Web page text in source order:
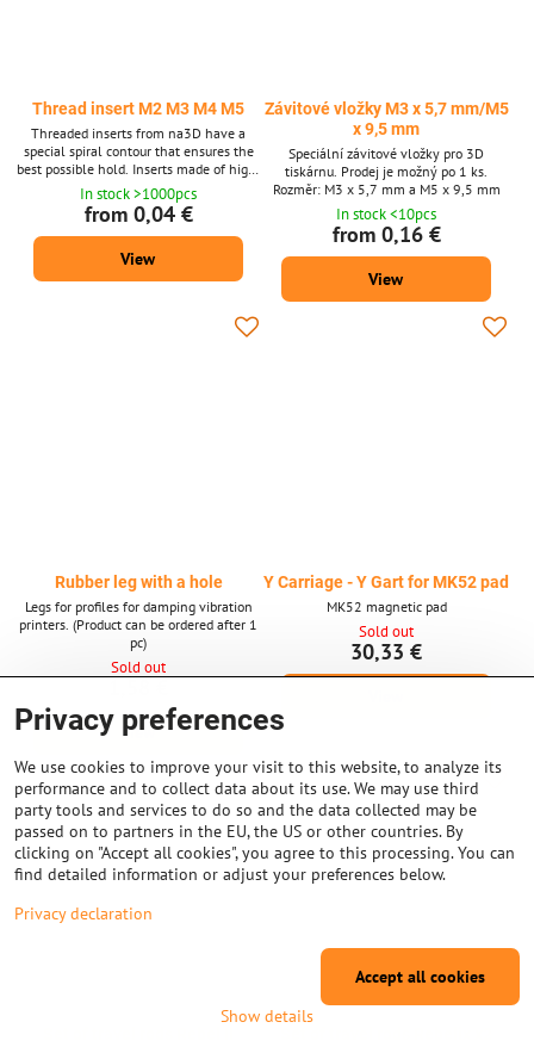
Thread insert M2 M3 M4 M5
Threaded inserts from na3D have a
special spiral contour that ensures the
best possible hold. Inserts made of high-
quality brass have excellent thermal
conductivity and corrosion resistance.
In stock >1000pcs
from 0,04 €
View
Závitové vložky M3 x 5,7 mm/M5
x 9,5 mm
Speciální závitové vložky pro 3D
tiskárnu. Prodej je možný po 1 ks.
Rozměr: M3 x 5,7 mm a M5 x 9,5 mm
In stock <10pcs
from 0,16 €
View
Rubber leg with a hole
Legs for profiles for damping vibration
printers. (Product can be ordered after 1
pc)
Sold out
View
Y Carriage - Y Gart for MK52 pad
MK52 magnetic pad
Sold out
30,33 €
Privacy preferences
We use cookies to improve your visit to this website, to analyze its
performance and to collect data about its use. We may use third
party tools and services to do so and the data collected may be
passed on to partners in the EU, the US or other countries. By
clicking on "Accept all cookies", you agree to this processing. You can
find detailed information or adjust your preferences below.
Privacy declaration
Show details
Accept all cookies